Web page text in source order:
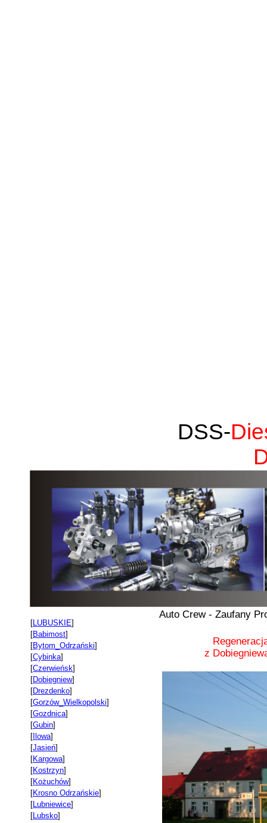
DSS-
Auto Crew - Zaufany
z
[LUBUSKIE]
[Babimost]
[Bytom_Odrzański]
[Cybinka]
[Czerwieńsk]
[Dobiegniew]
[Drezdenko]
[Gorzów_Wielkopolski]
[Gozdnica]
[Gubin]
[Ilowa]
[Jasień]
[Kargowa]
[Kostrzyn]
[Kożuchów]
[Krosno Odrzańskie]
[Lubniewice]
[Lubsko]